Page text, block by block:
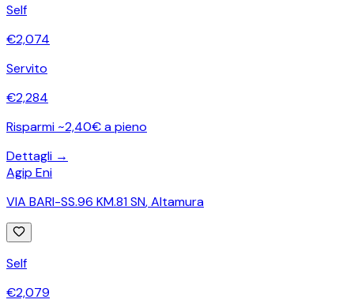
Self
€2,074
Servito
€2,284
Risparmi ~2,40€ a pieno
Dettagli →
Agip Eni
VIA BARI-SS.96 KM.81 SN,Altamura
Self
€2,079